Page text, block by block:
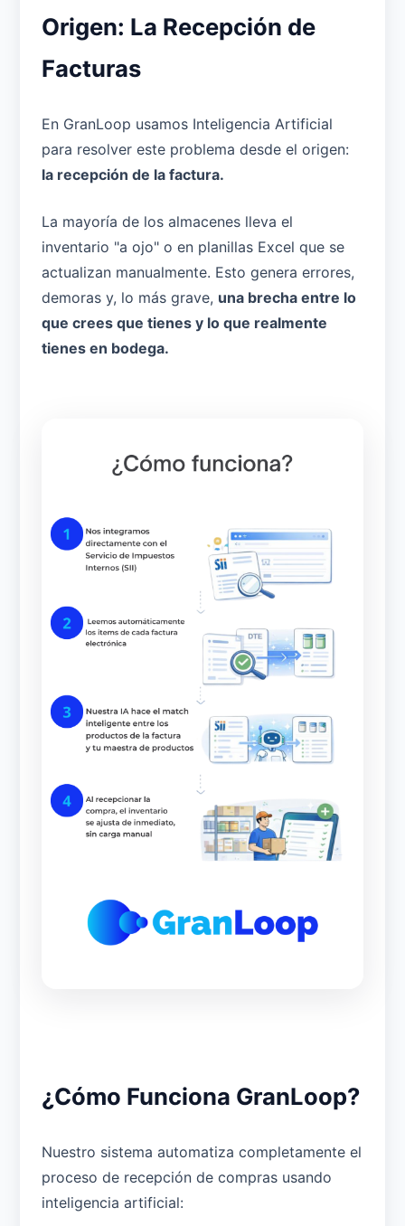
Origen: La Recepción de
Facturas
En GranLoop usamos Inteligencia Artificial
para resolver este problema desde el origen:
la recepción de la factura.
La mayoría de los almacenes lleva el
inventario "a ojo" o en planillas Excel que se
actualizan manualmente. Esto genera errores,
demoras y, lo más grave, una brecha entre lo
que crees que tienes y lo que realmente
tienes en bodega.
¿Cómo Funciona GranLoop?
Nuestro sistema automatiza completamente el
proceso de recepción de compras usando
inteligencia artificial: